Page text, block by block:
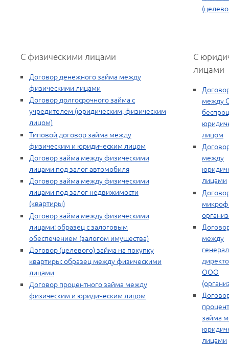
С физическими лицами
Договор денежного займа между
физическими лицами
Договор долгосрочного займа с
учредителем (юридическим, физическим
лицом)
Типовой договор займа между
физическим и юридическим лицом
Договор займа между физическими
лицами под залог автомобиля
Договор займа между физическими
лицами под залог недвижимости
(квартиры)
Договор займа между физическими
лицами: образец с залоговым
обеспечением (залогом имущества)
Договор (целевого) займа на покупку
квартиры: образец между физическими
лицами
Договор процентного займа между
физическим и юридическим лицом
С
лицами
между
лицом
между
лицами
между
ООО
займа
лицами